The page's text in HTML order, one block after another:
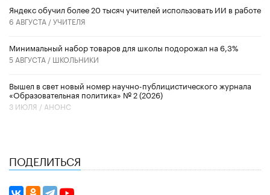
​Яндекс обучил более 20 тысяч учителей использовать ИИ в работе
6 АВГУСТА /УЧИТЕЛЯ
Минимальный набор товаров для школы подорожал на 6,3%
5 АВГУСТА / ШКОЛЬНИКИ
Вышел в свет новый номер научно-публицистического журнала
«Образовательная политика» № 2 (2026)
3 ИЮЛЯ / АНОНС
ПОДЕЛИТЬСЯ